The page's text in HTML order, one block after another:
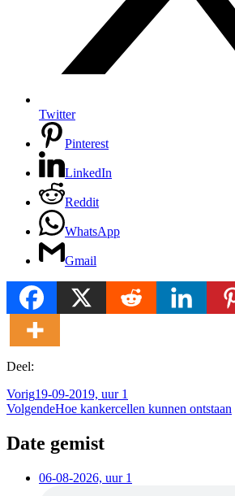
Twitter
Pinterest
LinkedIn
Reddit
WhatsApp
Gmail
Deel:
Vorig19-09-2019, uur 1
VolgendeHoe kankercellen kunnen ontstaan
Date gemist
06-08-2026, uur 1